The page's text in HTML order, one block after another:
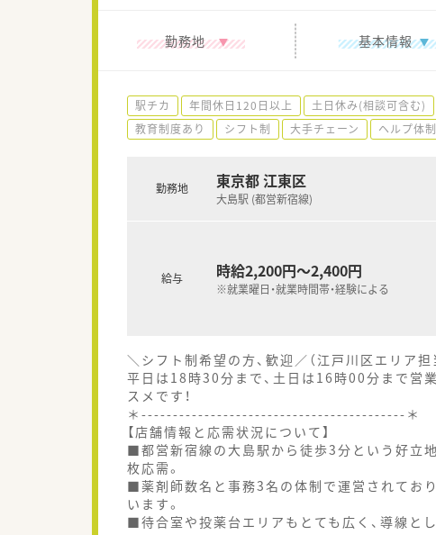
勤務地 基本情報
駅チカ 年間休日120日以上 土日休み(相談可含む)
教育制度あり
シフト制 大手チェーン ヘルプ体
勤務地 東京都 江東区
大島駅 (都営新宿線)
給与 時給2,200円～2,400円
※就業曜日・就業時間帯・経験による
＼シフト制希望の方、歓迎／（江戸川区エリア担
平日は18時30分まで、土日は16時00分まで営
スメです！
＊------------------------------------------＊
【店舗情報と応需状況について】
■都営新宿線の大島駅から徒歩3分という好立
枚応需。
■薬剤師数名と事務3名の体制で運営されてお
います。
■待合室や投薬台エリアもとても広く、導線と